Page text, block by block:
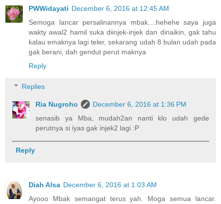
PWWidayati December 6, 2016 at 12:45 AM
Semoga lancar persalinannya mbak....hehehe saya juga
wakty awal2 hamil suka diinjek-injek dan dinaikin, gak tahu
kalau emaknya lagi teler, sekarang udah 8 bulan udah pada
gak berani, dah gendut perut maknya
Reply
Replies
Ria Nugroho
December 6, 2016 at 1:36 PM
senasib ya Mba, mudah2an nanti klo udah gede
perutnya si iyas gak injek2 lagi :P
Reply
Diah Alsa December 6, 2016 at 1:03 AM
Ayooo Mbak semangat terus yah. Moga semua lancar.